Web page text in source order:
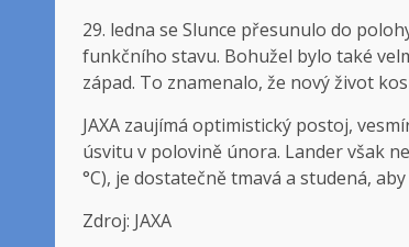
29. ledna se Slunce přesunulo do
funkčního stavu. Bohužel bylo také
západ. To znamenalo, že nový život
JAXA zaujímá optimistický postoj,
úsvitu v polovině února. Lander však
°C), je dostatečně tmavá a studená,
Zdroj: JAXA